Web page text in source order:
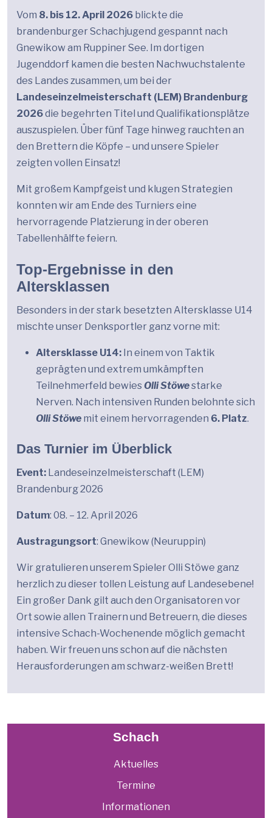
Vom 8. bis 12. April 2026 blickte die
brandenburger Schachjugend gespannt nach
Gnewikow am Ruppiner See. Im dortigen
Jugenddorf kamen die besten Nachwuchstalente
des Landes zusammen, um bei der
Landeseinzelmeisterschaft (LEM) Brandenburg
2026die begehrten Titel und Qualifikationsplätze
auszuspielen. Über fünf Tage hinweg rauchten an
den Brettern die Köpfe – und unsere Spieler
zeigten vollen Einsatz!
Mit großem Kampfgeist und klugen Strategien
konnten wir am Ende des Turniers eine
hervorragende Platzierung in der oberen
Tabellenhälfte feiern.
Top-Ergebnisse in den
Altersklassen
Besonders in der stark besetzten Altersklasse U14
mischte unser Denksportler ganz vorne mit:
Altersklasse U14: In einem von Taktik
geprägten und extrem umkämpften
Teilnehmerfeld bewies Olli Stöwestarke
Nerven. Nach intensiven Runden belohnte sich
Olli Stöwe mit einem hervorragenden 6. Platz.
Das Turnier im Überblick
Event: Landeseinzelmeisterschaft (LEM)
Brandenburg 2026
Datum: 08. – 12. April 2026
Austragungsort: Gnewikow (Neuruppin)
Wir gratulieren unserem Spieler Olli Stöwe ganz
herzlich zu dieser tollen Leistung auf Landesebene!
Ein großer Dank gilt auch den Organisatoren vor
Ort sowie allen Trainern und Betreuern, die dieses
intensive Schach-Wochenende möglich gemacht
haben. Wir freuen uns schon auf die nächsten
Herausforderungen am schwarz-weißen Brett!
Schach
Aktuelles
Termine
Informationen